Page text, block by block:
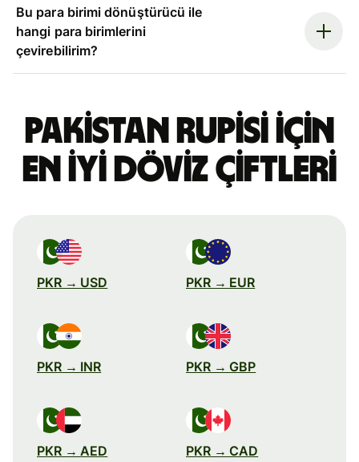
Bu para birimi dönüştürücü ile
hangi para birimlerini
çevirebilirim?
Pakistan rupisi için
en iyi döviz çiftleri
PKR → USD PKR → EUR
PKR → INR PKR → GBP
PKR → AED PKR → CAD